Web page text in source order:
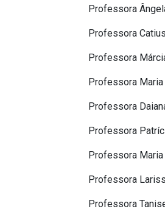
Professora
Professora
Professora
Professora Maria
Professora
Professora
Professora Maria
Professora
Professora